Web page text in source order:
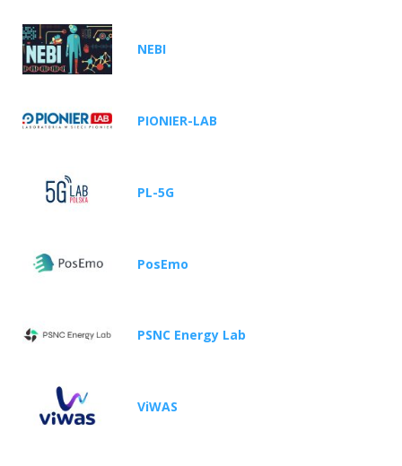
NEBI
PIONIER-LAB
PL-5G
PosEmo
PSNC Energy Lab
ViWAS